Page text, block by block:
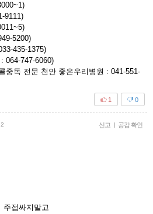
9111)
5200)
435-1375)
064-747-6060)
중독 전문 천안 좋은우리병원 : 041-551-
0
1
신고 | 공감 확인
주접싸지말고